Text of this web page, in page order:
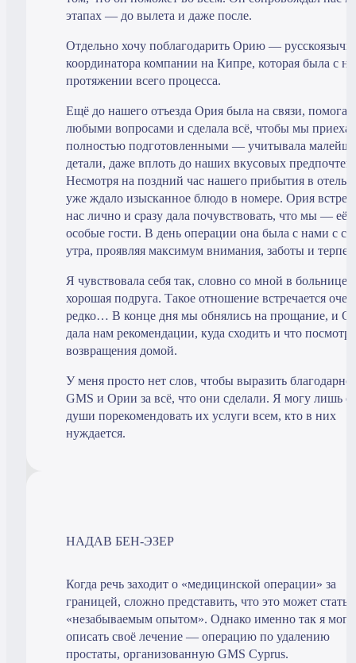
этапах — до вылета и даже после.
Отдельно хочу поблагодарить Орию —
координатора компании на Кипре, которая была с
протяжении всего процесса.
Ещё до нашего отъезда Ория была на связи,
любыми вопросами и сделала всё, чтобы мы
полностью подготовленными — учитывала
детали, даже вплоть до наших вкусовых
Несмотря на поздний час нашего прибытия в отель,
уже ждало изысканное блюдо в номере. Ория
нас лично и сразу дала почувствовать, что мы — её
особые гости. В день операции она была с нами с
утра, проявляя максимум внимания, заботы и
Я чувствовала себя так, словно со мной в больнице
хорошая подруга. Такое отношение встречается
редко… В конце дня мы обнялись на прощание, и
дала нам рекомендации, куда сходить и что
возвращения домой.
У меня просто нет слов, чтобы выразить
GMS и Ории за всё, что они сделали. Я могу лишь
души порекомендовать их услуги всем, кто в них
нуждается.
НАДАВ БЕН-ЭЗЕР
Когда речь заходит о «медицинской операции» за
границей, сложно представить, что это может стать
«незабываемым опытом». Однако именно так я могу
описать своё лечение — операцию по удалению
простаты, организованную GMS Cyprus.